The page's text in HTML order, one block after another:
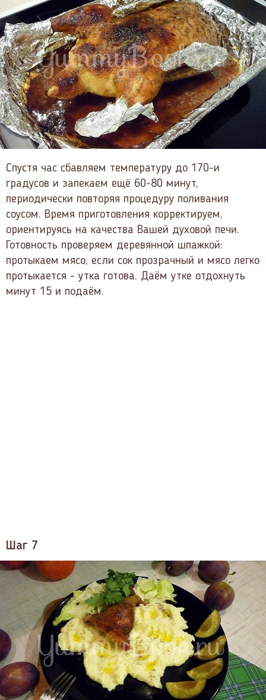
Спустя час сбавляем температуру до 170-и
градусов и запекаем ещё 60-80 минут,
периодически повторяя процедуру поливания
соусом. Время приготовления корректируем,
ориентируясь на качества Вашей духовой печи.
Готовность проверяем деревянной шпажкой:
протыкаем мясо, если сок прозрачный и мясо легко
протыкается - утка готова. Даём утке отдохнуть
минут 15 и подаём.
Шаг 7